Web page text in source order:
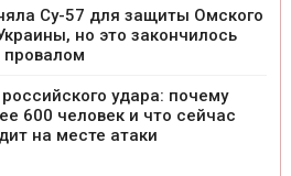
Су-57 для защиты Омского
но это закончилось
провалом
удара: почему
600 человек и что сейчас
на месте атаки